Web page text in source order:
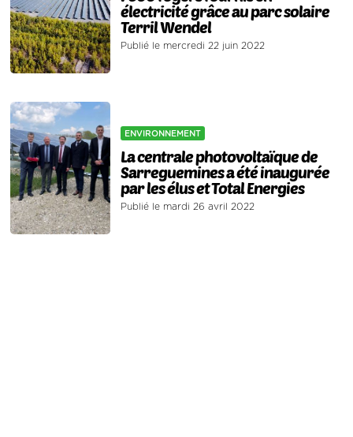
électricité grâce au parc solaire
Terril Wendel
Publié le mercredi 22 juin 2022
ENVIRONNEMENT
La centrale photovoltaïque de
Sarreguemines a été inaugurée
par les élus et Total Energies
Publié le mardi 26 avril 2022